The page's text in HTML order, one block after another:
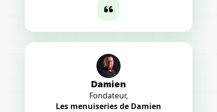
Damien
Fondateur,
Les menuiseries de Damien